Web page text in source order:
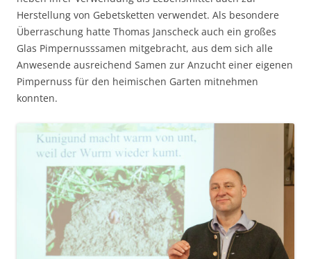
Herstellung von Gebetsketten verwendet. Als besondere
Überraschung hatte Thomas Janscheck auch ein großes
Glas Pimpernusssamen mitgebracht, aus dem sich alle
Anwesende ausreichend Samen zur Anzucht einer eigenen
Pimpernuss für den heimischen Garten mitnehmen
konnten.